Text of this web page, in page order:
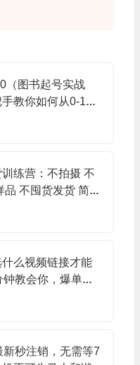
（图书起号实战
教你如何从0-1玩
练营：不拍摄 不
品 不囤货发货 简
货
么视频链接才能
教会你，爆单不
新秒注销，无需等7